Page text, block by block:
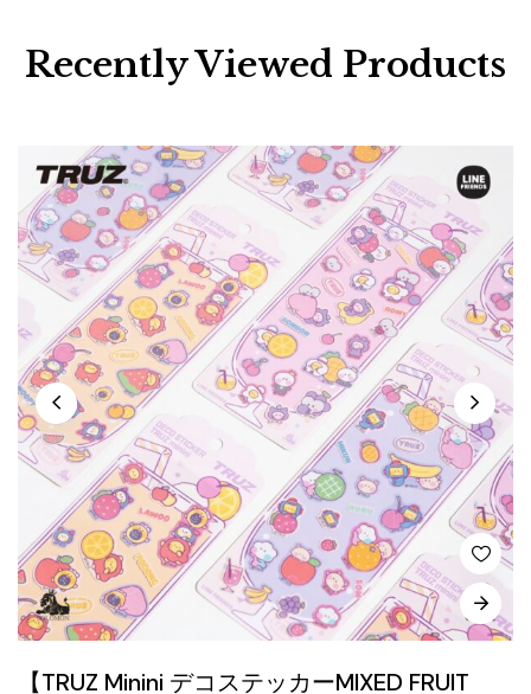
Recently Viewed Products
【TRUZ Minini デコステッカーMIXED FRUIT